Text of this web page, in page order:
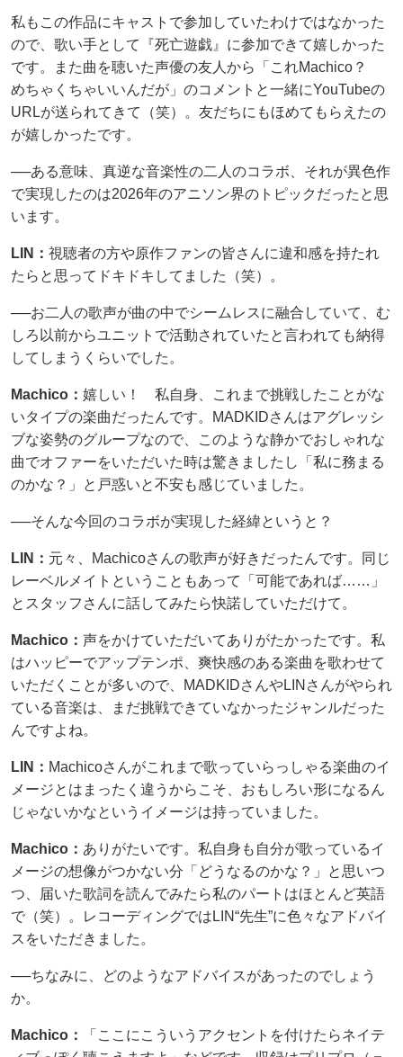
私もこの作品にキャストで参加していたわけではなかった
ので、歌い手として『死亡遊戯』に参加できて嬉しかった
です。また曲を聴いた声優の友人から「これMachico？
めちゃくちゃいいんだが」のコメントと一緒にYouTubeの
URLが送られてきて（笑）。友だちにもほめてもらえたの
が嬉しかったです。
──ある意味、真逆な音楽性の二人のコラボ、それが異色作
で実現したのは2026年のアニソン界のトピックだったと思
います。
LIN： 視聴者の方や原作ファンの皆さんに違和感を持たれ
たらと思ってドキドキしてました（笑）。
──お二人の歌声が曲の中でシームレスに融合していて、む
しろ以前からユニットで活動されていたと言われても納得
してしまうくらいでした。
Machico： 嬉しい！ 私自身、これまで挑戦したことがな
いタイプの楽曲だったんです。MADKIDさんはアグレッシ
ブな姿勢のグループなので、このような静かでおしゃれな
曲でオファーをいただいた時は驚きましたし「私に務まる
のかな？」と戸惑いと不安も感じていました。
──そんな今回のコラボが実現した経緯というと？
LIN： 元々、Machicoさんの歌声が好きだったんです。同じ
レーベルメイトということもあって「可能であれば……」
とスタッフさんに話してみたら快諾していただけて。
Machico： 声をかけていただいてありがたかったです。私
はハッピーでアップテンポ、爽快感のある楽曲を歌わせて
いただくことが多いので、MADKIDさんやLINさんがやられ
ている音楽は、まだ挑戦できていなかったジャンルだった
んですよね。
LIN： Machicoさんがこれまで歌っていらっしゃる楽曲のイ
メージとはまったく違うからこそ、おもしろい形になるん
じゃないかなというイメージは持っていました。
Machico： ありがたいです。私自身も自分が歌っているイ
メージの想像がつかない分「どうなるのかな？」と思いつ
つ、届いた歌詞を読んでみたら私のパートはほとんど英語
で（笑）。レコーディングではLIN“先生”に色々なアドバイ
スをいただきました。
──ちなみに、どのようなアドバイスがあったのでしょう
か。
Machico：
「ここにこういうアクセントを付けたらネイテ